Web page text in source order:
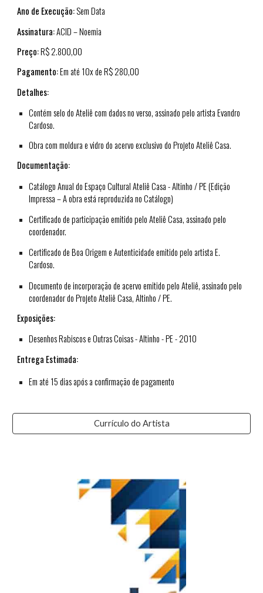
Ano de Execução:Sem Data
Assinatura:ACID – Noemia
Preço:R$ 2.800,00
Pagamento:Em até 10x de R$ 280,00
Detalhes:
Contém selo do Ateliê com dados no verso, assinado pelo artista Evandro
Cardoso.
Obra com moldura e vidro do acervo exclusivo do Projeto Ateliê Casa.
Documentação:
Catálogo Anual do Espaço Cultural Ateliê Casa - Altinho / PE (Edição
Impressa – A obra está reproduzida no Catálogo)
Certificado de participação emitido pelo Ateliê Casa, assinado pelo
coordenador.
Certificado de Boa Origem e Autenticidade emitido pelo artista E.
Cardoso.
Documento de incorporação de acervo emitido pelo Ateliê, assinado pelo
coordenador do Projeto Ateliê Casa, Altinho / PE.
Exposições:
Desenhos Rabiscos e Outras Coisas - Altinho - PE - 2010
Entrega Estimada:
Em até 15 dias após a confirmação de pagamento
Currículo do Artista